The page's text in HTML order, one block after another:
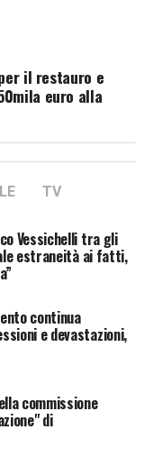
il restauro e
euro alla
TV
Vessichelli tra gli
estraneità ai fatti,
continua
e devastazioni,
commissione
di